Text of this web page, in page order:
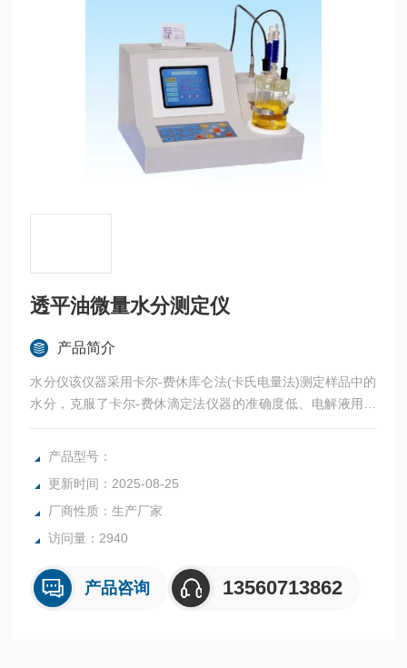
透平油微量水分测定仪
产品简介
水分仪该仪器采用卡尔-费休库仑法(卡氏电量法)测定样品中的
水分，克服了卡尔-费休滴定法仪器的准确度低、电解液用量
大、操作繁琐等缺点，是在卡尔-费休滴定法仪的基础上加以
改进、*和提高，
产品型号：
更新时间：2025-08-25
厂商性质：生产厂家
访问量：2940
产品咨询 13560713862